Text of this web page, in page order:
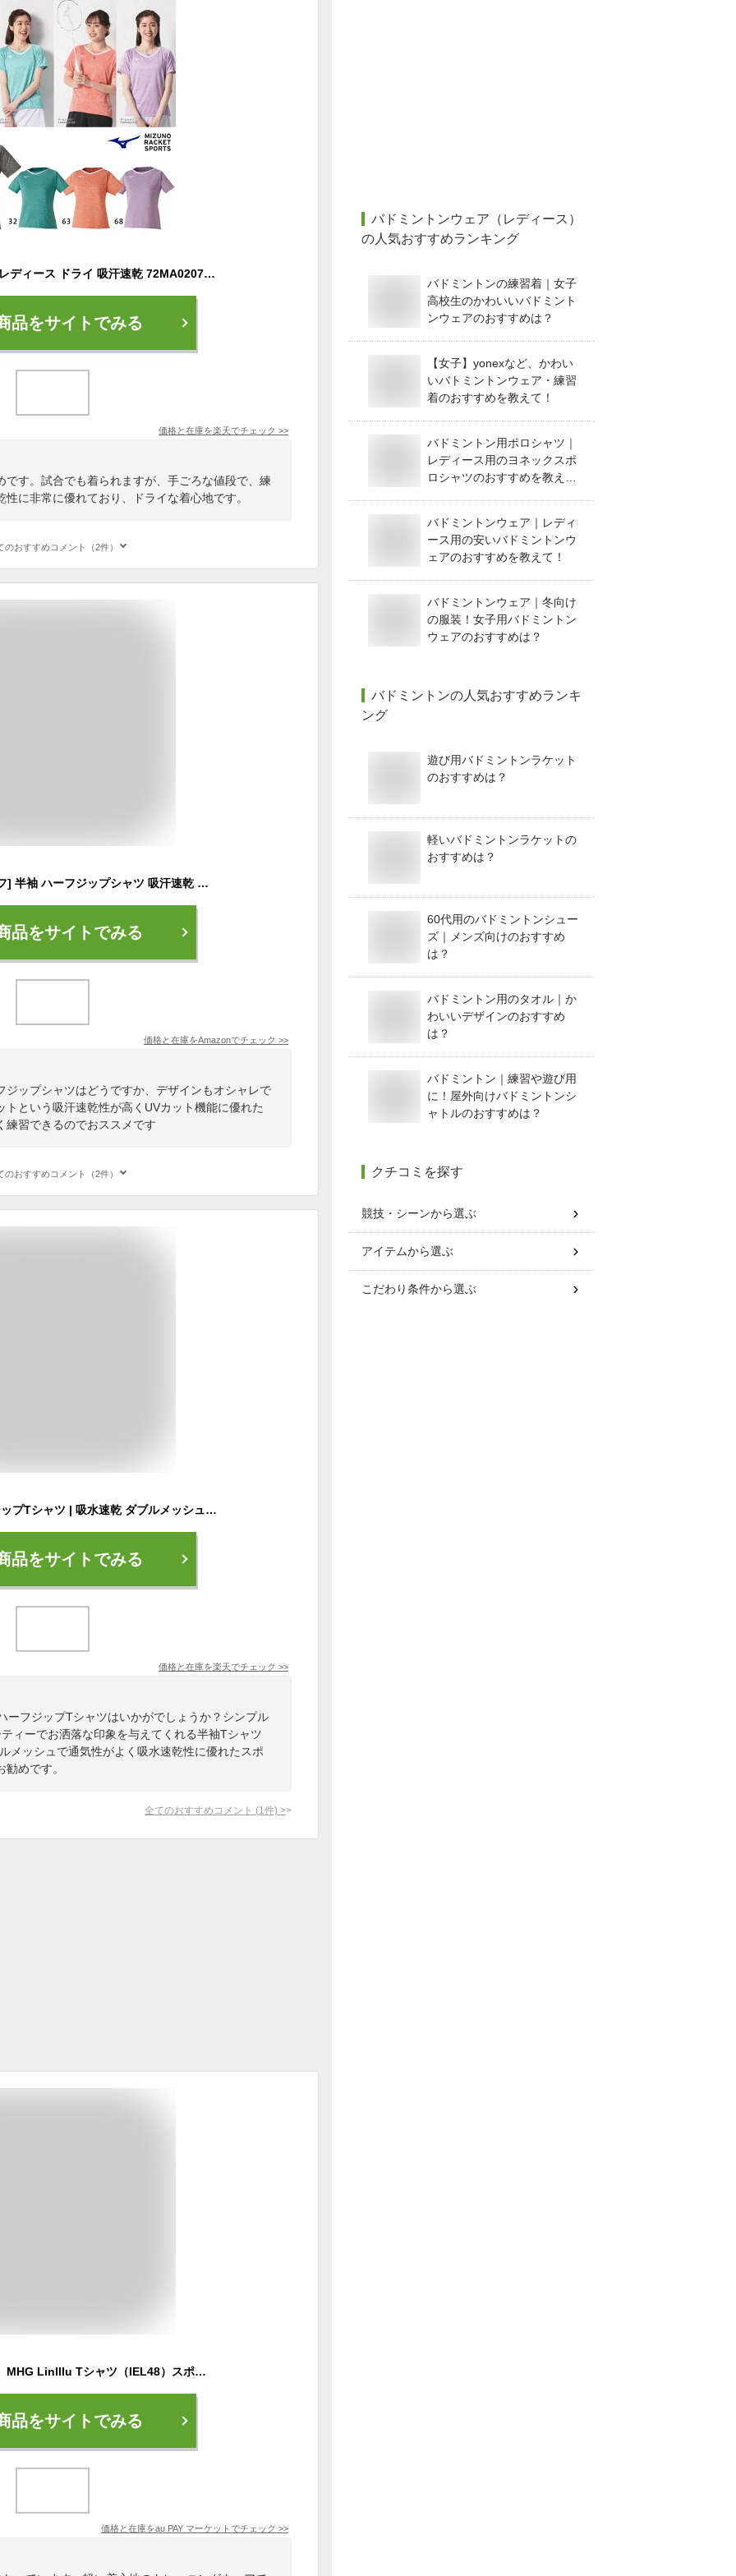
ミズノ ゲームシャツ レディース ドライ 吸汗速乾 72MA0207 テニス バドミントン
品をサイトでみる
価格と在庫を楽天でチェック >>
です。試合でも着られますが、手ごろな値段で、練
に非常に優れており、ドライな着心地です。
のおすすめコメント（2件）
[ルコックスポルティフ] 半袖 ハーフジップシャツ 吸汗速乾 ストレッチ ワンポイント トレーニング ゴルフ レディース UVカット(UPF15) NVY(旧ロゴ) M
品をサイトでみる
価格と在庫をAmazonでチェック >>
ジップシャツはどうですか、デザインもオシャレで
という吸汗速乾性が高くUVカット機能に優れた
練習できるのでおススメです
のおすすめコメント（2件）
FILA フィラ ハーフジップTシャツ | 吸水速乾 ダブルメッシュ ポリエステル レディース スポーツウェア スポーツ ブランド カジュアル 紺 ネイビー 黒 ピンク 半袖 UVカット 春 夏 秋 かわいい かっこいい ストリート トレンド 人気 注目 半袖T 通気性
品をサイトでみる
価格と在庫を楽天でチェック >>
ーフジップTシャツはいかがでしょうか？シンプル
ィーでお洒落な印象を与えてくれる半袖Tシャツ
メッシュで通気性がよく吸水速乾性に優れたスポ
めです。
全てのおすすめコメント (1 件) >
adidas（アディダス）MHG LinIllu Tシャツ（IEL48）スポーツ トレーニング ランニング ウェア Tシャツ 半袖 レディース
品をサイトでみる
価格と在庫をau PAY マーケット でチェック >>
バドミントンウェア（レディース）
の人気おすすめランキング
バドミントンの練習着｜女子
高校生のかわいいバドミント
ンウェアのおすすめは？
【女子】yonexなど、かわい
いバトミントンウェア・練習
着のおすすめを教えて！
バドミントン用ポロシャツ｜
レディース用のヨネックスポ
ロシャツのおすすめを教え
バドミントンウェア｜レディ
ース用の安いバドミントンウ
ェアのおすすめを教えて！
バドミントンウェア｜冬向け
の服装！女子用バドミントン
ウェアのおすすめは？
バドミントンの人気おすすめランキ
ング
遊び用バドミントンラケット
のおすすめは？
軽いバドミントンラケットの
おすすめは？
60代用のバドミントンシュー
ズ｜メンズ向けのおすすめ
は？
バドミントン用のタオル｜か
わいいデザインのおすすめ
は？
バドミントン｜練習や遊び用
に！屋外向けバドミントンシ
ャトルのおすすめは？
クチコミを探す
競技・シーンから選ぶ
アイテムから選ぶ
こだわり条件から選ぶ